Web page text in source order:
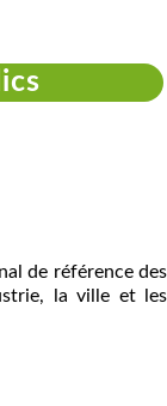
de référence des
la ville et les